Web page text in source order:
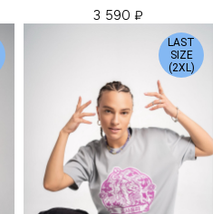
3 590 ₽
LAST
SIZE
(2XL)